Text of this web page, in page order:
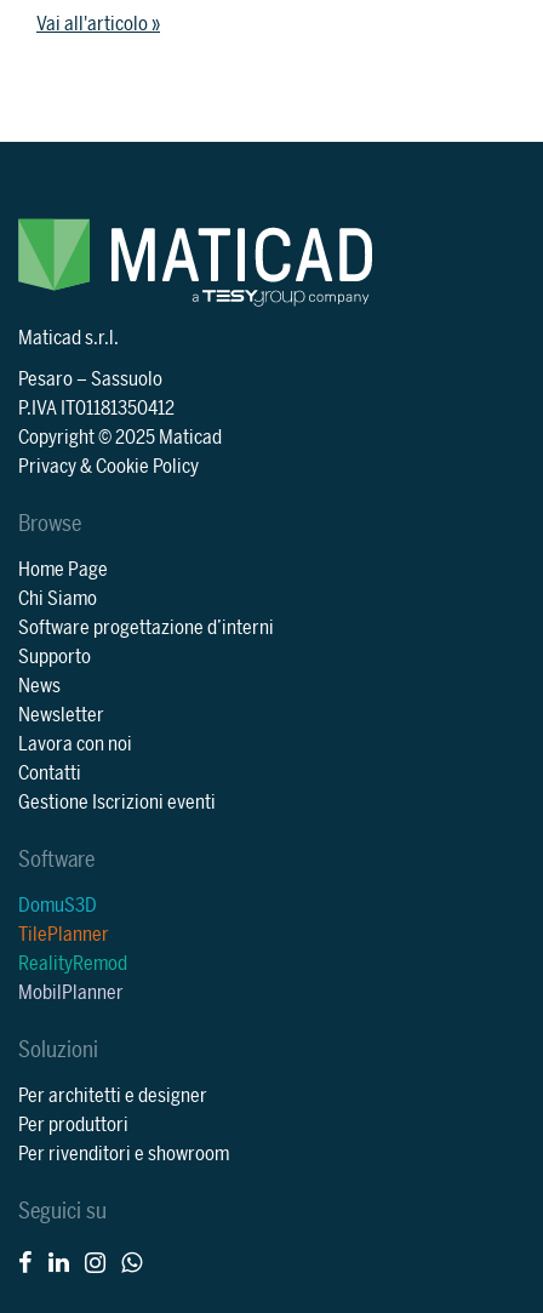
Vai all'articolo »
Maticad s.r.l.
Pesaro–Sassuolo
P.IVA IT01181350412
Copyright © 2025 Maticad
Privacy & Cookie Policy
Browse
Home Page
Chi Siamo
Software progettazione d’interni
Supporto
News
Newsletter
Lavora con noi
Contatti
Gestione Iscrizioni eventi
Software
DomuS3D
TilePlanner
RealityRemod
MobilPlanner
Soluzioni
Per architetti e designer
Per produttori
Per rivenditori e showroom
Seguici su